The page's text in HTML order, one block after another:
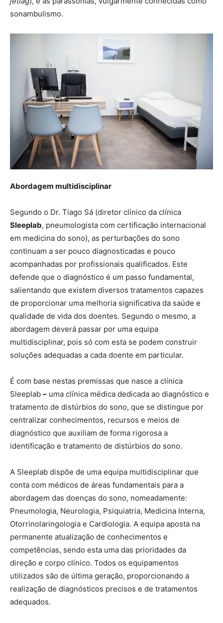
sonambulismo.
Abordagem multidisciplinar
Segundo o Dr. Tiago Sá (diretor clínico da clínica
Sleeplab, pneumologista com certificação internacional
em medicina do sono), as perturbações do sono
continuam a ser pouco diagnosticadas e pouco
acompanhadas por profissionais qualificados. Este
defende que o diagnóstico é um passo fundamental,
salientando que existem diversos tratamentos capazes
de proporcionar uma melhoria significativa da saúde e
qualidade de vida dos doentes. Segundo o mesmo, a
abordagem deverá passar por uma equipa
multidisciplinar, pois só com esta se podem construir
soluções adequadas a cada doente em particular.
É com base nestas premissas que nasce a clínica
Sleeplab – uma clínica médica dedicada ao diagnóstico e
tratamento de distúrbios do sono, que se distingue por
centralizar conhecimentos, recursos e meios de
diagnóstico que auxiliam de forma rigorosa a
identificação e tratamento de distúrbios do sono.
A Sleeplab dispõe de uma equipa multidisciplinar que
conta com médicos de áreas fundamentais para a
abordagem das doenças do sono, nomeadamente:
Pneumologia, Neurologia, Psiquiatria, Medicina Interna,
Otorrinolaringologia e Cardiologia. A equipa aposta na
permanente atualização de conhecimentos e
competências, sendo esta uma das prioridades da
direção e corpo clínico. Todos os equipamentos
utilizados são de última geração, proporcionando a
realização de diagnósticos precisos e de tratamentos
adequados.